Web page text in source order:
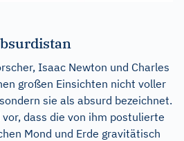
Isaac Newton und Charles
großen Einsichten nicht voller
sie als absurd bezeichnet.
dass die von ihm postulierte
Mond und Erde gravitätisch